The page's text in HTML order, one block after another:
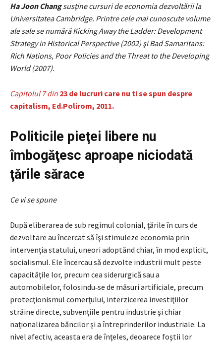
Ha Joon Changsusţine cursuri de economia dezvoltării la
Universitatea Cambridge. Printre cele mai cunoscute volume
ale sale se numără Kicking Away the Ladder: Development
Strategy in Historical Perspective (2002) şi Bad Samaritans:
Rich Nations, Poor Policies and the Threat to the Developing
World (2007).
Capitolul 7 din 23 de lucruri care nu ti se spun despre
capitalism, Ed.Polirom, 2011.
Politicile pieţei libere nu
îmbogăţesc aproape niciodată
ţările sărace
Ce vi se spune
După eliberarea de sub regimul colonial, ţările în curs de
dezvoltare au încercat să îşi stimuleze economia prin
intervenţia statului, uneori adoptând chiar, în mod explicit,
socialismul. Ele încercau să dezvolte industrii mult peste
capacităţile lor, precum cea siderurgică sau a
automobilelor, folosin­du‑se de măsuri artificiale, precum
protecţionismul comerţului, interzicerea inves­ti­ţiilor
străine directe, subvenţiile pentru industrie şi chiar
naţionalizarea băncilor şi a întreprinderilor industriale. La
nivel afectiv, aceasta era de înţeles, deoarece foştii lor